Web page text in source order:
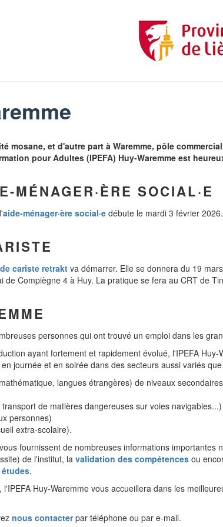
mosane, et d'autre part à Waremme, pôle
pour Adultes (IPEFA) Huy-Waremme est
MÉNAGER·ÈRE SOCIAL·E
aide-ménager·ère social·e débute le mardi 3 février 2026.
cariste retrakt va démarrer. Elle se donnera du 19
de Compiègne 4 à Huy. La pratique se fera au CRT de
personnes qui ont trouvé un emploi dans les
ayant fortement et rapidement évolué, l'IPEFA
journée et en soirée dans des secteurs aussi variés
langues étrangères) de niveaux
de matières dangereuses sur voies navigables...)
personnes)
extra-scolaire).
fournissent de nombreuses informations importantes
de l'institut, la validation des compétences ou
.
Huy-Waremme vous accueillera dans les
nous contacterpar téléphone ou par e-mail.